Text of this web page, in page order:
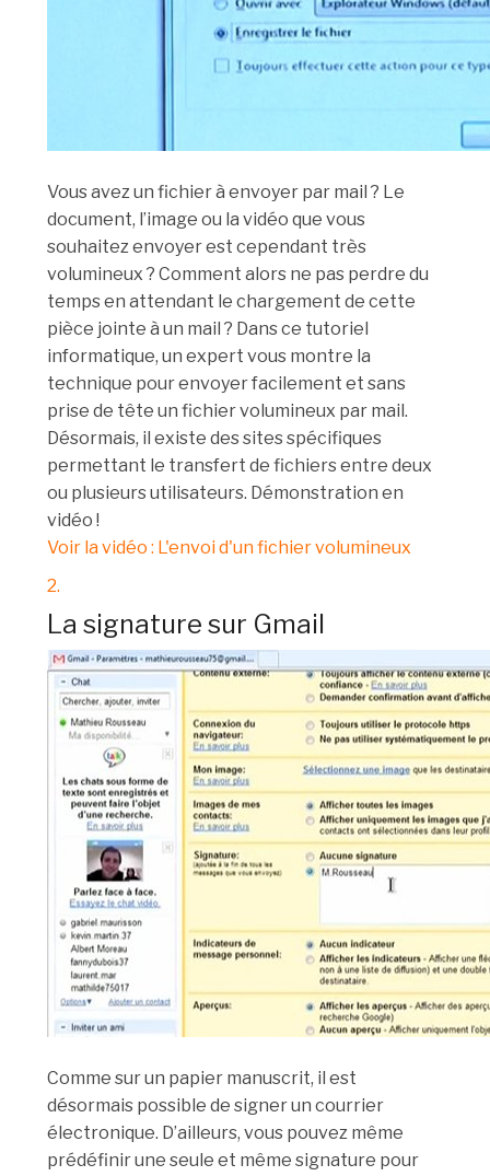
Vous avez un fichier à envoyer par mail ? Le
document, l’image ou la vidéo que vous
souhaitez envoyer est cependant très
volumineux ? Comment alors ne pas perdre du
temps en attendant le chargement de cette
pièce jointe à un mail ? Dans ce tutoriel
informatique, un expert vous montre la
technique pour envoyer facilement et sans
prise de tête un fichier volumineux par mail.
Désormais, il existe des sites spécifiques
permettant le transfert de fichiers entre deux
ou plusieurs utilisateurs. Démonstration en
vidéo !
Voir la vidéo : L'envoi d'un fichier volumineux
2.
La signature sur Gmail
Comme sur un papier manuscrit, il est
désormais possible de signer un courrier
électronique. D’ailleurs, vous pouvez même
prédéfinir une seule et même signature pour